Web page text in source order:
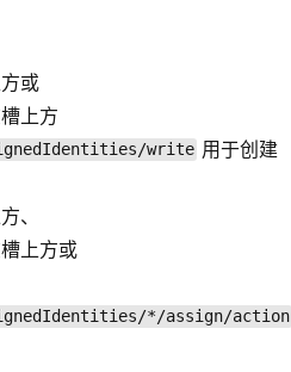
或
上方
write 用于创建
、
上方或
*/assign/action